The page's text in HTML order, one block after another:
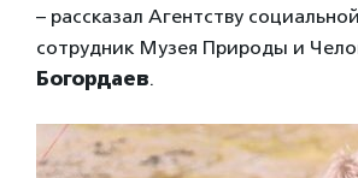
– рассказал Агентству
сотрудник Музея Природы и
Богордаев.